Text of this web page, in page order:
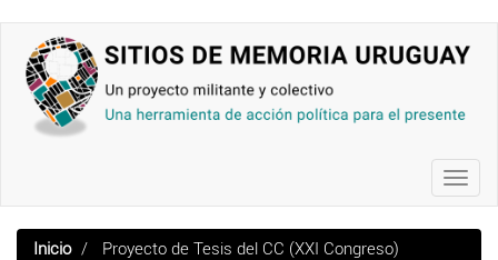
contenido
principal
Inicio Proyecto de Tesis del CC (XXI Congreso)